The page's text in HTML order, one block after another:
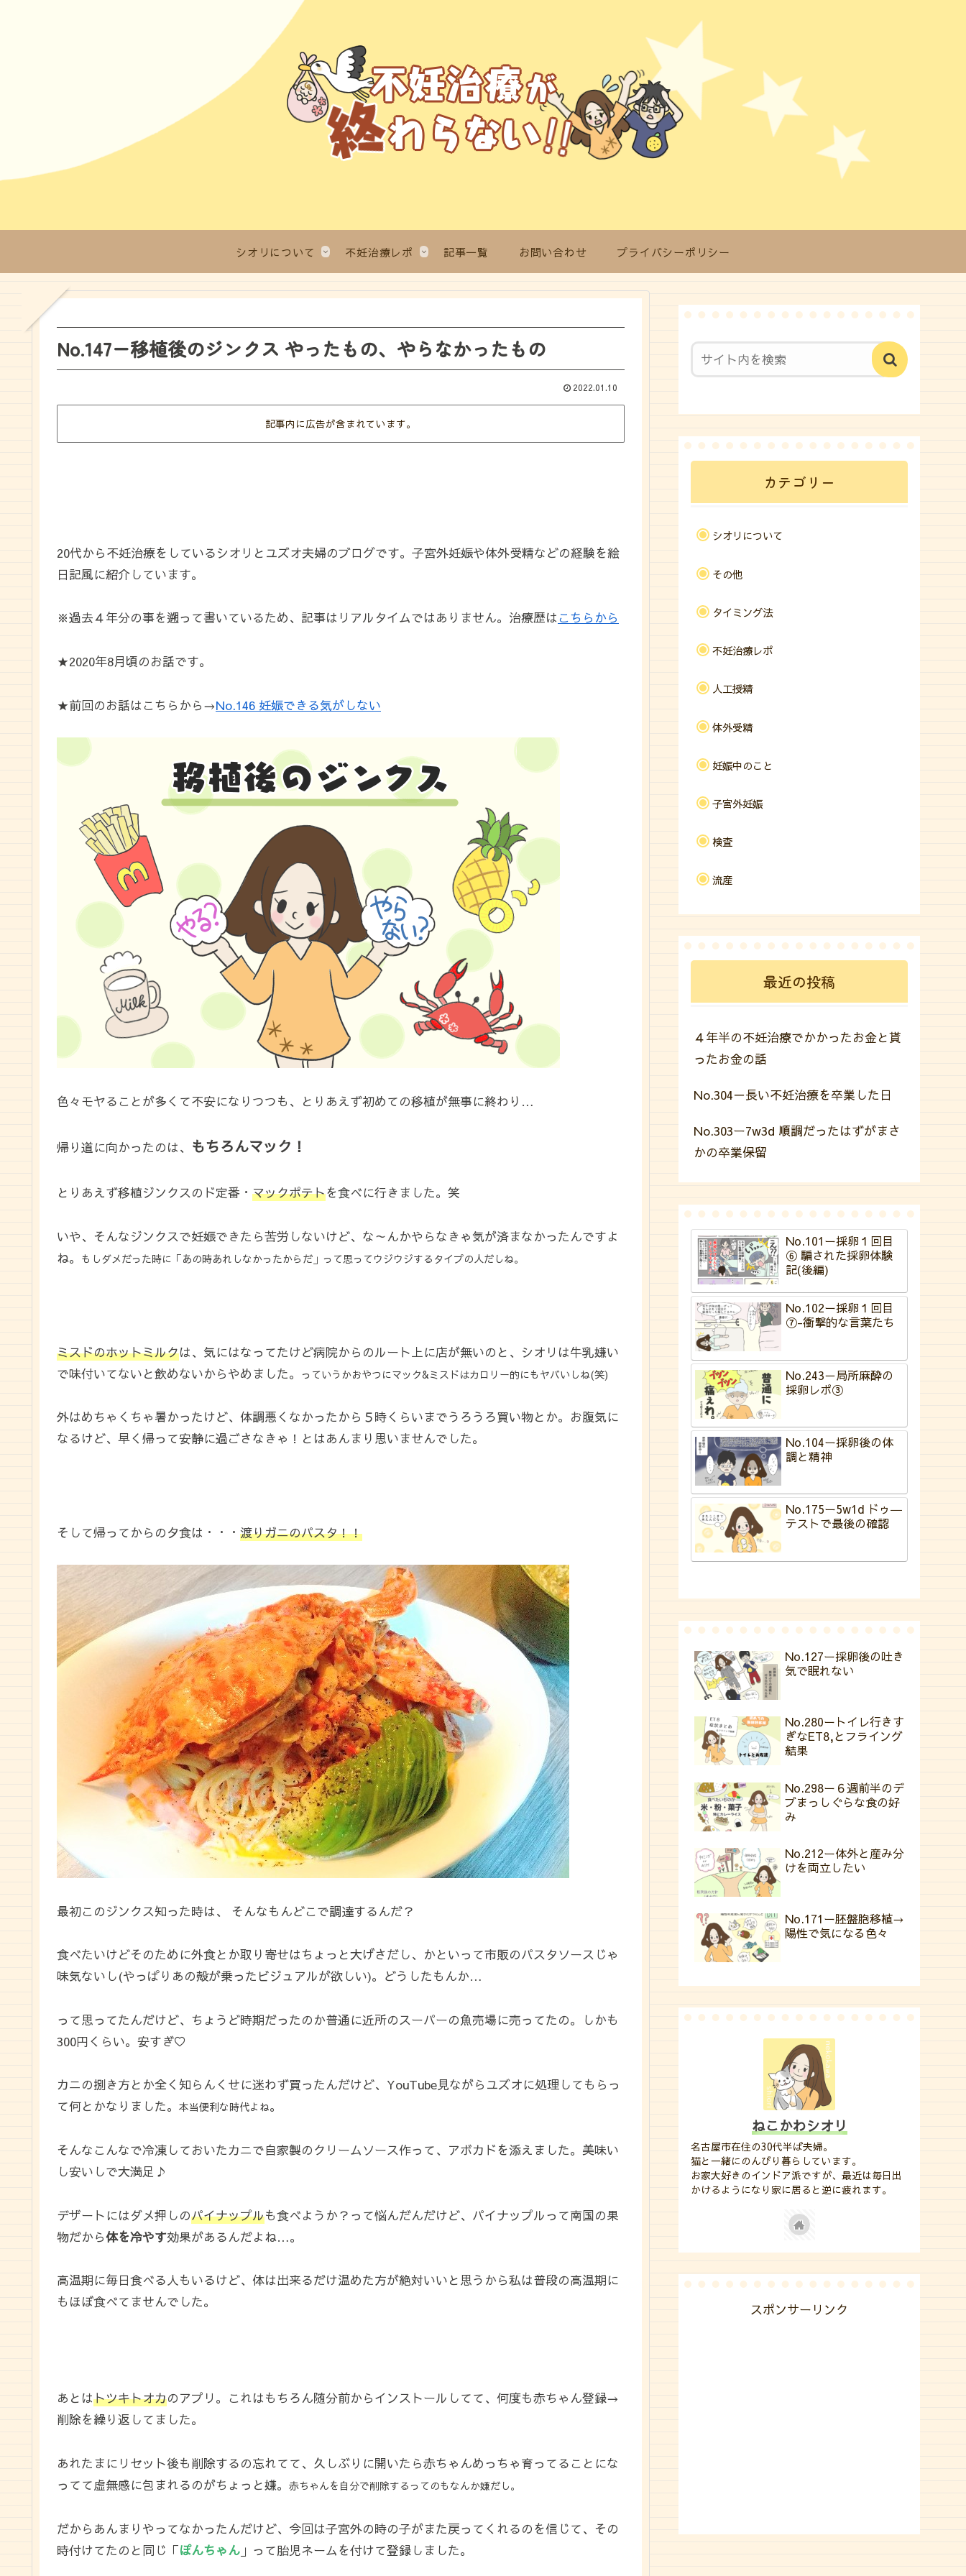
シオリについて 不妊治療レポ 記事一覧 お問い合わせ プライバシーポリシー
No.147ー移植後のジンクス やったもの、やらなかったもの
2022.01.10
記事内に広告が含まれています。
20代から不妊治療をしているシオリとユズオ夫婦のブログです。子宮外妊娠や体外受精などの経験を絵
日記風に紹介しています。
※過去４年分の事を遡って書いているため、記事はリアルタイムではありません。治療歴はこちらから
★2020年8月頃のお話です。
★前回のお話はこちらから→No.146 妊娠できる気がしない
色々モヤることが多くて不安になりつつも、とりあえず初めての移植が無事に終わり…
帰り道に向かったのは、 もちろんマック！
とりあえず移植ジンクスのド定番・ マックポテトを食べに行きました。笑
いや、そんなジンクスで妊娠できたら苦労しないけど、な～んかやらなきゃ気が済まなかったんですよ
ね。 もしダメだった時に「あの時あれしなかったからだ」って思ってウジウジするタイプの人だしね。
ミスドのホットミルクは、気にはなってたけど病院からのルート上に店が無いのと、シオリは牛乳嫌い
で味付いてないと飲めないからやめました。 っていうかおやつにマック&ミスドはカロリー的にもヤバいしね(笑)
外はめちゃくちゃ暑かったけど、体調悪くなかったから５時くらいまでうろうろ買い物とか。お腹気に
なるけど、早く帰って安静に過ごさなきゃ！とはあんまり思いませんでした。
そして帰ってからの夕食は・・・ 渡りガニのパスタ！！
最初このジンクス知った時は、 そんなもんどこで調達するんだ？
食べたいけどそのために外食とか取り寄せはちょっと大げさだし、かといって市販のパスタソースじゃ
味気ないし(やっぱりあの殻が乗ったビジュアルが欲しい)。どうしたもんか…
って思ってたんだけど、ちょうど時期だったのか普通に近所のスーパーの魚売場に売ってたの。しかも
300円くらい。安すぎ♡
カニの捌き方とか全く知らんくせに迷わず買ったんだけど、YouTube見ながらユズオに処理してもらっ
て何とかなりました。 本当便利な時代よね。
そんなこんなで冷凍しておいたカニで自家製のクリームソース作って、アボカドを添えました。美味い
し安いしで大満足♪
デザートにはダメ押しのパイナップルも食べようか？って悩んだんだけど、パイナップルって南国の果
物だから体を冷やす効果があるんだよね…。
高温期に毎日食べる人もいるけど、体は出来るだけ温めた方が絶対いいと思うから私は普段の高温期に
もほぼ食べてませんでした。
あとはトツキトオカのアプリ。これはもちろん随分前からインストールしてて、何度も赤ちゃん登録→
削除を繰り返してました。
あれたまにリセット後も削除するの忘れてて、久しぶりに開いたら赤ちゃんめっちゃ育ってることにな
ってて虚無感に包まれるのがちょっと嫌。 赤ちゃんを自分で削除するってのもなんか嫌だし。
だからあんまりやってなかったんだけど、今回は子宮外の時の子がまた戻ってくれるのを信じて、その
時付けてたのと同じ「ぽんちゃん 」って胎児ネームを付けて登録しました。
カテゴリー
シオリについて
その他
タイミング法
不妊治療レポ
人工授精
体外受精
妊娠中のこと
子宮外妊娠
検査
流産
最近の投稿
４年半の不妊治療でかかったお金と貰
ったお金の話
No.304－長い不妊治療を卒業した日
No.303ー7w3d 順調だったはずがまさ
かの卒業保留
No.101ー採卵１回目
⑥ 騙された採卵体験
記(後編)
No.102ー採卵１回目
⑦-衝撃的な言葉たち
No.243－局所麻酔の
採卵レポ③
No.104ー採卵後の体
調と精神
No.175ー5w1d ドゥ―
テストで最後の確認
No.127ー採卵後の吐き
気で眠れない
No.280ートイレ行きす
ぎなET8,とフライング
結果
No.298ー６週前半のデ
ブまっしぐらな食の好
み
No.212ー体外と産み分
けを両立したい
No.171ー胚盤胞移植→
陽性で気になる色々
ねこかわシオリ
名古屋市在住の30代半ば夫婦。
猫と一緒にのんびり暮らしています。
お家大好きのインドア派ですが、最近は毎日出
かけるようになり家に居ると逆に疲れます。
スポンサーリンク